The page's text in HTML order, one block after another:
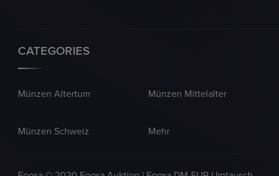
CATEGORIES
Münzen Altertum Münzen Mittelalter
Münzen Schweiz Mehr